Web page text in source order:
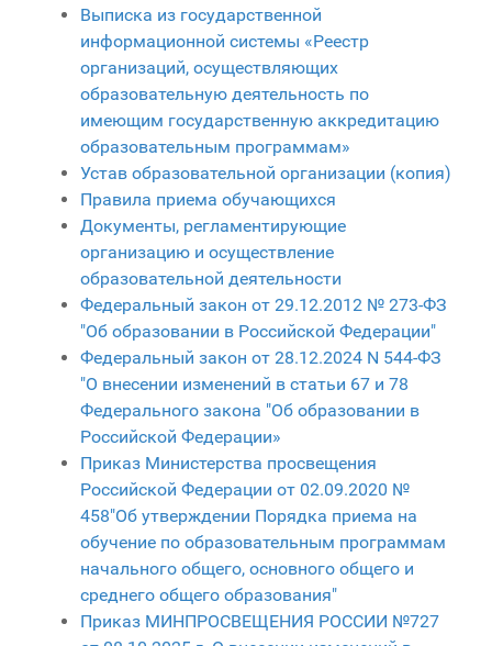
Выписка из государственной
информационной системы «Реестр
организаций, осуществляющих
образовательную деятельность по
имеющим государственную аккредитацию
образовательным программам»
Устав образовательной организации (копия)
Правила приема обучающихся
Документы, регламентирующие
организацию и осуществление
образовательной деятельности
Федеральный закон от 29.12.2012 № 273-ФЗ
"Об образовании в Российской Федерации"
Федеральный закон от 28.12.2024 N 544-ФЗ
"О внесении изменений в статьи 67 и 78
Федерального закона "Об образовании в
Российской Федерации»
Приказ Министерства просвещения
Российской Федерации от 02.09.2020 №
458"Об утверждении Порядка приема на
обучение по образовательным программам
начального общего, основного общего и
среднего общего образования"
Приказ МИНПРОСВЕЩЕНИЯ РОССИИ №727